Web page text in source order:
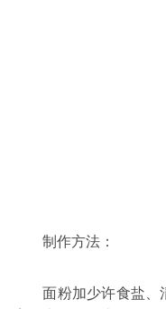
制作方法：
面粉加少许食盐、